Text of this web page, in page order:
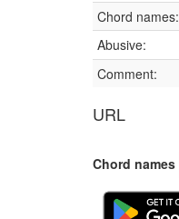
Chord names:
Abusive:
Comment:
URL
Chord names